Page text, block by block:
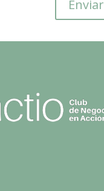
Enviar